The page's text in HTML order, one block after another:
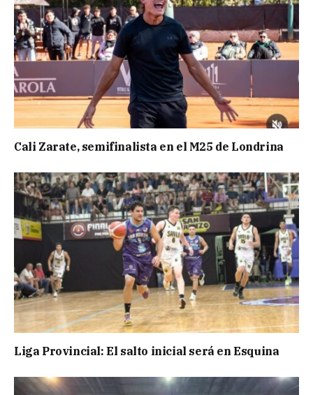
Cali Zarate, semifinalista en el M25 de Londrina
Liga Provincial: El salto inicial será en Esquina